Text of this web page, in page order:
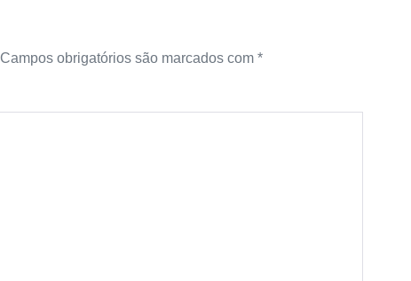
Campos obrigatórios são marcados com *